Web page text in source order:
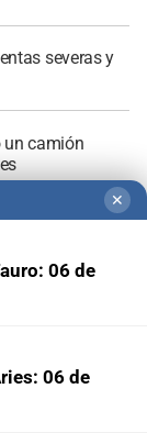
severas y
un camión
✕
06 de
06 de